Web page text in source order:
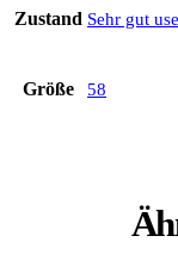
Zustand Sehr gut
Größe 58